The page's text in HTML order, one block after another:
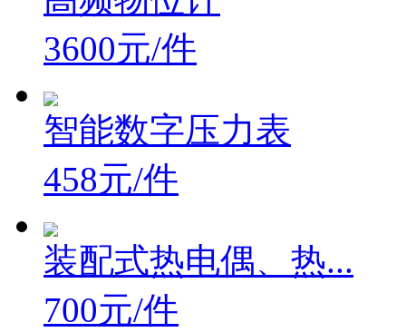
3600元/件
智能数字压力表
458元/件
装配式热电偶、热...
700元/件